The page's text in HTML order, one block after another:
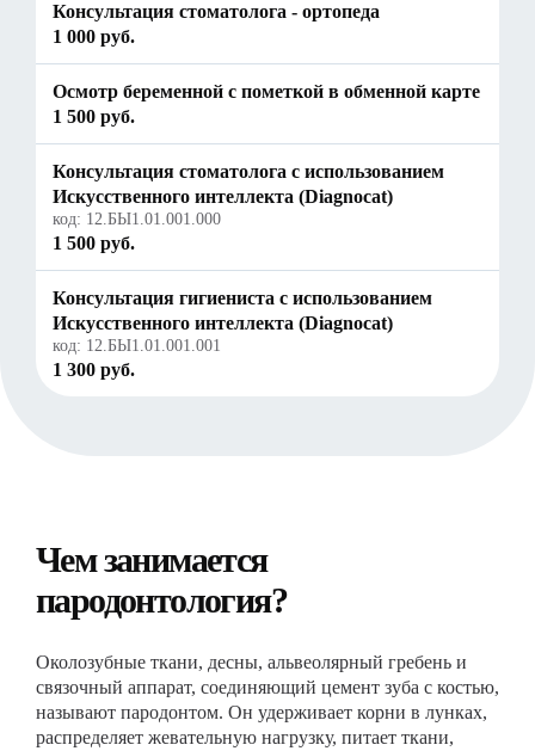
Консультация стоматолога - ортопеда
1 000 руб.
Осмотр беременной с пометкой в обменной карте
1 500 руб.
Консультация стоматолога с использованием
Искусственного интеллекта (Diagnocat)
код: 12.БЫ1.01.001.000
1 500 руб.
Консультация гигиениста с использованием
Искусственного интеллекта (Diagnocat)
код: 12.БЫ1.01.001.001
1 300 руб.
Чем занимается
пародонтология?
Околозубные ткани, десны, альвеолярный гребень и
связочный аппарат, соединяющий цемент зуба с костью,
называют пародонтом. Он удерживает корни в лунках,
распределяет жевательную нагрузку, питает ткани,